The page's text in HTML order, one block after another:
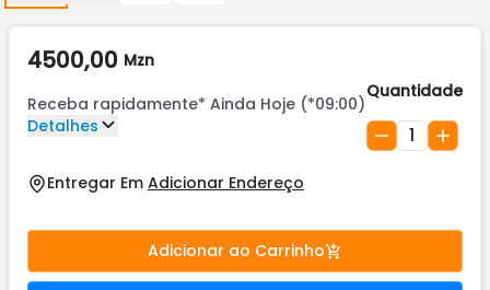
4500,00 Mzn
Receba rapidamente* Ainda Hoje (*09:00)
Detalhes
Entregar Em Adicionar Endereço
Quantidade
1
Adicionar ao Carrinho